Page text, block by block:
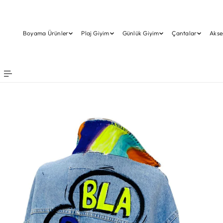
Boyama Ürünler Plaj Giyim Günlük Giyim Çantalar